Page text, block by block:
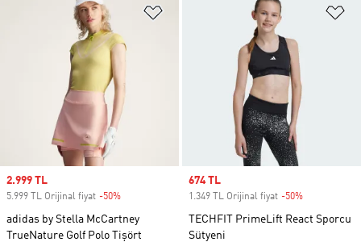
Favori Listesine Ekle
Sale price
2.999 TL
5.999 TL Orijinal fiyat -50%
adidas by Stella McCartney
TrueNature Golf Polo Tişört
Sale price
674 TL
1.349 TL Orijinal fiyat -50%
TECHFIT PrimeLift React Sporcu
Sütyeni